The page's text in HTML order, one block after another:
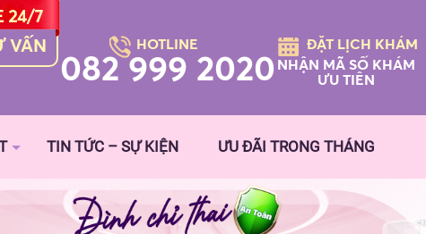
VẤN HOTLINE
082 999 2020
ĐẶT LỊCH KHÁM
NHẬN MÃ SỐ KHÁM
ƯU TIÊN
TIN TỨC – SỰ KIỆN ƯU ĐÃI TRONG THÁNG